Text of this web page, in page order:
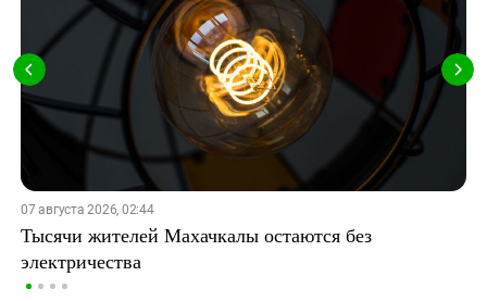
07 августа 2026, 02:44
Тысячи жителей Махачкалы остаются без
электричества